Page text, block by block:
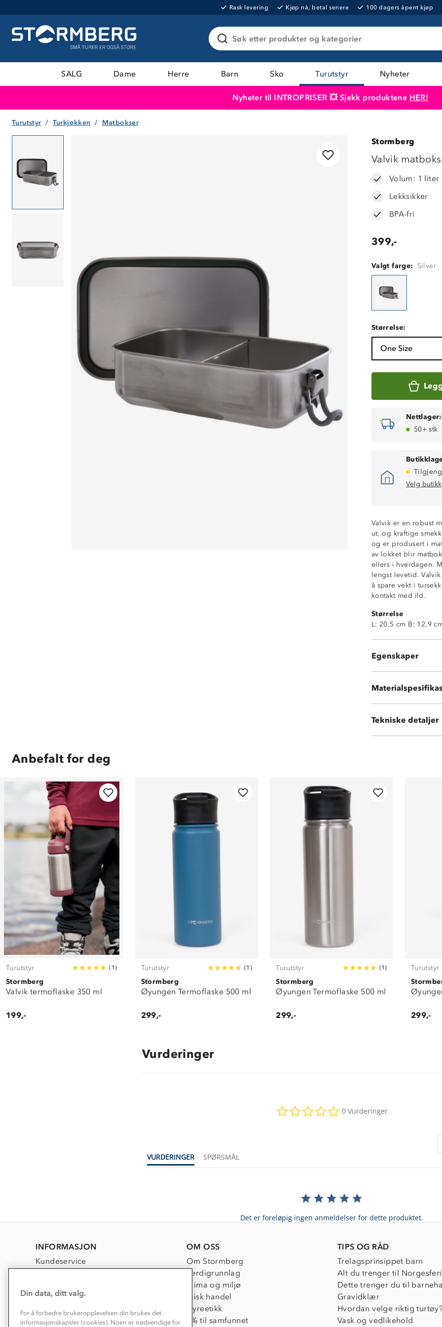
Rask levering Kjøp nå, betal senere 100 dagers åpent kjøp
Søk etter produkter og kategorier
SALG Dame Herre Barn Sko Turutstyr Nyheter
Nyheter til INTROPRISER 💥 Sjekk produktene HER!
Turutstyr Turkjøkken Matbokser
Stormberg
Valvik
Volum: 1 liter
Lekksikker
BPA-fri
399,-
Valgt farge: Silver
Størrelse:
One Size
Nettlager:
50+ stk
Velg butikk
Valvik er en robust
ut, og kraftige
og er produsert i
av lokket blir
ellers i hverdagen.
lengst levetid.
å spare vekt i
kontakt med ild.
Størrelse
L: 20,5 cm B: 12,9
Egenskaper
Volum: 1 liter
Lekksikker
Kraftige
Justerbar og
Tåler
Syrefast stål 304
Tekniske detaljer
Volum: 1 L
Anbefalt for deg
Turutstyr ( 1 )
Stormberg
Valvik termoflaske 350 ml
199,-
Turutstyr (1 )
Stormberg
Øyungen Termoflaske 500 ml
299,-
Turutstyr (1 )
Stormberg
Øyungen Termoflaske 500 ml
299,-
Turutstyr
299,-
Vurderinger
star
0 Vurderinger
VURDERINGER SPØRSMÅL
Det er foreløpig ingen anmeldelser for dette produktet.
INFORMASJON
Kundeservice
Kundeklubb
Våre butikker
Bedrift, barnehage og SFO
OM OSS
Om Stormberg
Verdigrunnlag
Klima og miljø
Etisk handel
Dyreetikk
1% til samfunnet
TIPS OG RÅD
Trelagsprinsippet barn
Alt du trenger til
Dette trenger du til
Gravidklær
Hvordan velge riktig
Vask og vedlikehold
Din data, ditt valg.
For å forbedre brukeropplevelsen din brukes det
informasjonskapsler (cookies). Noen er nødvendige for